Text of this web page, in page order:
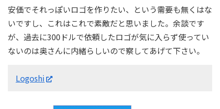
安価でそれっぽいロゴを作りたい、という需要も無くはな
いですし、これはこれで素敵だと思いました。余談です
が、過去に300ドルで依頼したロゴが気に入らず使ってい
ないのは奥さんに内緒らしいので察してあげて下さい。
Logoshi